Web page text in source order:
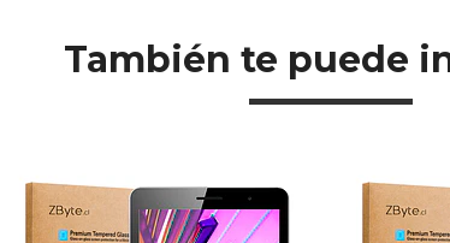
También te puede